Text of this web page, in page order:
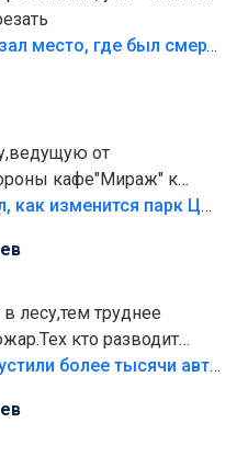
«Попал на пику»: СК показал место, где был смертельно травмирован ребенок в Тольятти
от
кафе"Мираж" к
то бордюры
еще,видимо,часть
Глава Тольятти рассказал, как изменится парк Центрального района
лесу,тем труднее
кто разводит
штрафовать.Камер полно
В тольяттинский лес не пустили более тысячи автомобилей